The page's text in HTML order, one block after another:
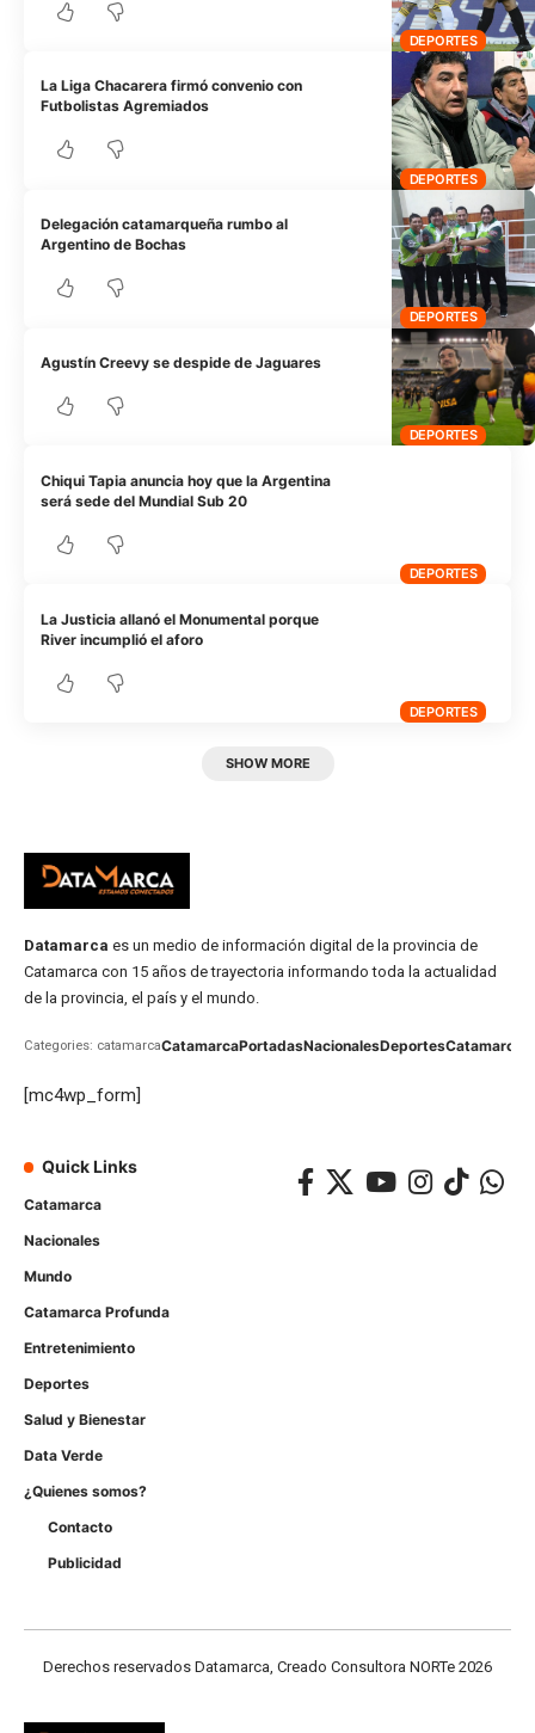
DEPORTES
DEPORTES
La Liga Chacarera firmó convenio con
Futbolistas Agremiados
DEPORTES
Delegación catamarqueña rumbo al
Argentino de Bochas
DEPORTES
Agustín Creevy se despide de Jaguares
DEPORTES
Chiqui Tapia anuncia hoy que la Argentina
será sede del Mundial Sub 20
DEPORTES
La Justicia allanó el Monumental porque
River incumplió el aforo
SHOW MORE
Datamarca es un medio de información digital de la provincia de
Catamarca con 15 años de trayectoria informando toda la actualidad
de la provincia, el país y el mundo.
Categories: catamarcaCatamarcaPortadasNacionalesDeportesCatamarca
[mc4wp_form]
Quick Links
Catamarca
Nacionales
Mundo
Catamarca Profunda
Entretenimiento
Deportes
Salud y Bienestar
Data Verde
¿Quienes somos?
Contacto
Publicidad
Derechos reservados Datamarca, Creado Consultora NORTe 2026